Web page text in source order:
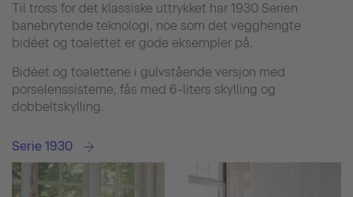
Til tross for det klassiske uttrykket har 1930 Serien
banebrytende teknologi, noe som det vegghengte
bidéet og toalettet er gode eksempler på.
Bidéet og toalettene i gulvstående versjon med
porselenssisterne, fås med 6-liters skylling og
dobbeltskylling.
Serie 1930